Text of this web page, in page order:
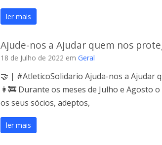
ler mais
Ajude-nos a Ajudar quem nos
18 de Julho de 2022 em Geral
🤝 | #AtleticoSolidario Ajuda-nos a Ajudar
👩‍🚒 Durante os meses de Julho e Agosto
os seus sócios, adeptos,
ler mais